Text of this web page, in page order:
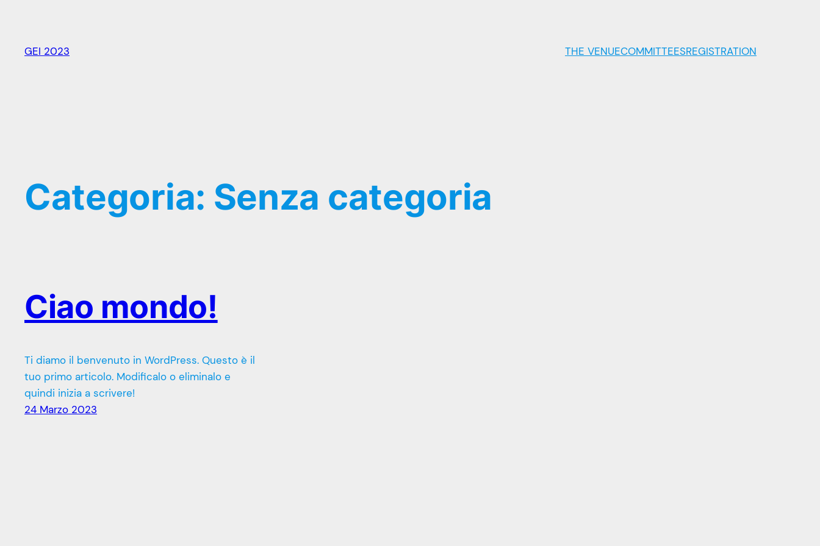
contenuto
GEI 2023 THE VENUECOMMITTEESREGISTRATION
Categoria: Senza categoria
Ciao mondo!
Ti diamo il benvenuto in WordPress. Questo è il
tuo primo articolo. Modificalo o eliminalo e
quindi inizia a scrivere!
24 Marzo 2023